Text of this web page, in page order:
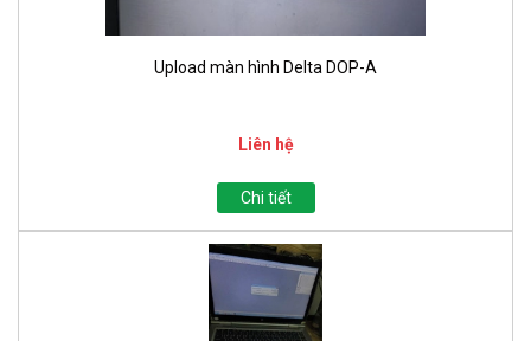
Upload màn hình Delta DOP-A
Liên hệ
Chi tiết